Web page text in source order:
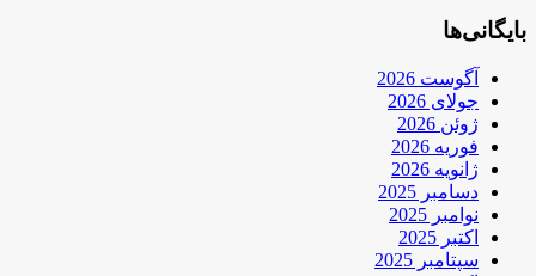
بایگانی‌ها
آگوست 2026
جولای 2026
ژوئن 2026
فوریه 2026
ژانویه 2026
دسامبر 2025
نوامبر 2025
اکتبر 2025
سپتامبر 2025